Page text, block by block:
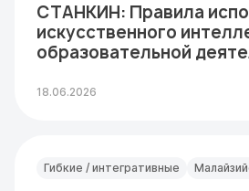
СТАНКИН: Правила
искусственного
образовательной
18.06.2026
Гибкие / интегративные